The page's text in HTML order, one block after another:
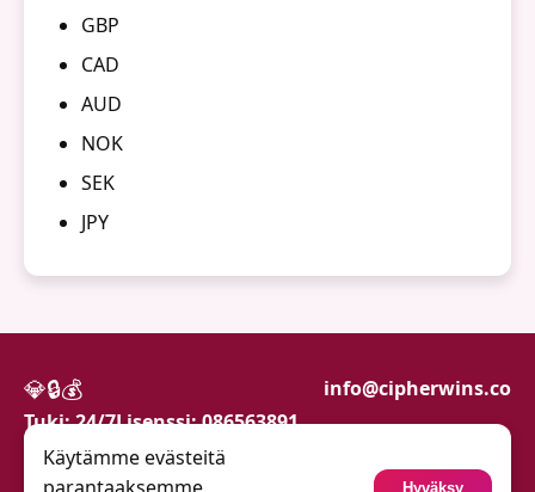
GBP
CAD
AUD
NOK
SEK
JPY
💎🔒💰
info@cipherwins.co
Tuki: 24/7Lisenssi: 086563891
Pelaa vastuullisesti.
Käytämme evästeitä
Hyväksy